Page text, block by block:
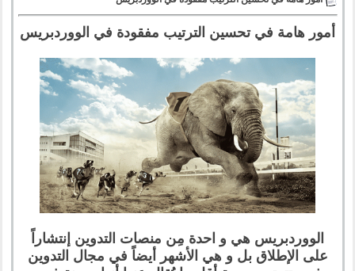
أمور هامة في تحسين الترتيب مفقودة في الووردبريس
الووردبريس هي و احدة مِن منصات التدوين إنتشاراً
على الإطلاق بل و هي الأشهر أيضاً في مجال التدوين